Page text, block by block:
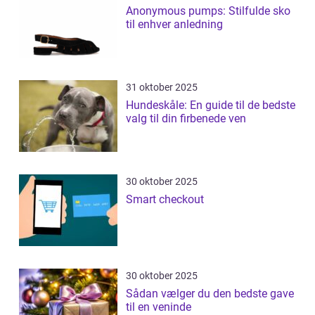
Anonymous pumps: Stilfulde sko
til enhver anledning
31 oktober 2025
Hundeskåle: En guide til de bedste
valg til din firbenede ven
30 oktober 2025
Smart checkout
30 oktober 2025
Sådan vælger du den bedste gave
til en veninde